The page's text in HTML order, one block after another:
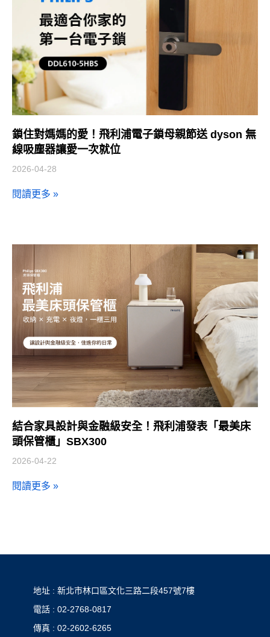
鎖住對媽媽的愛！飛利浦電子鎖母親節送 dyson 無
線吸塵器讓愛一次就位
2026-04-28
閱讀更多 »
結合家具設計與金融級安全！飛利浦發表「最美床
頭保管櫃」SBX300
2026-04-22
閱讀更多 »
地址 : 新北市林口區文化三路二段457號7樓
電話 : 02-2768-0817
傳真 : 02-2602-6265